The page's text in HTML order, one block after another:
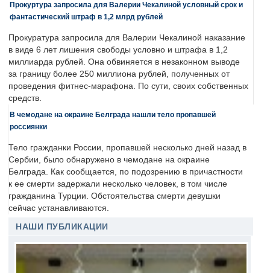
Прокуртура запросила для Валерии Чекалиной условный срок и
фантастический штраф в 1,2 млрд рублей
Прокуратура запросила для Валерии Чекалиной наказание
в виде 6 лет лишения свободы условно и штрафа в 1,2
миллиарда рублей. Она обвиняется в незаконном выводе
за границу более 250 миллиона рублей, полученных от
проведения фитнес-марафона. По сути, своих собственных
средств.
В чемодане на окраине Белграда нашли тело пропавшей
россиянки
Тело гражданки России, пропавшей несколько дней назад в
Сербии, было обнаружено в чемодане на окраине
Белграда. Как сообщается, по подозрению в причастности
к ее смерти задержали несколько человек, в том числе
гражданина Турции. Обстоятельства смерти девушки
сейчас устанавливаются.
НАШИ ПУБЛИКАЦИИ